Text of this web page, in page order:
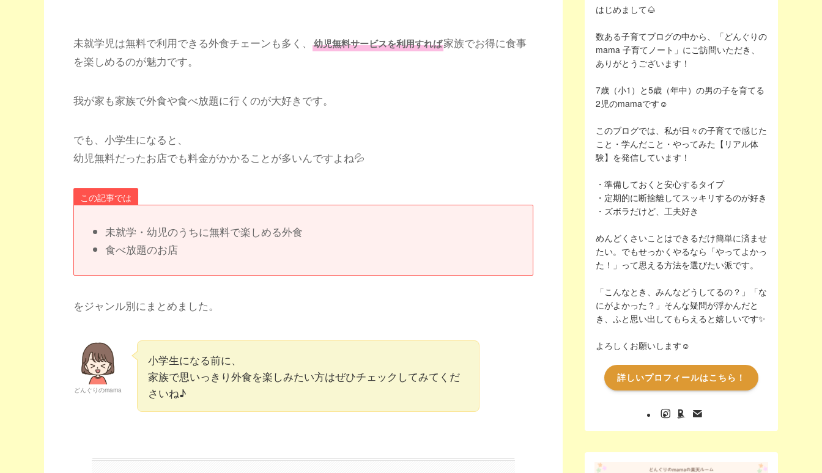
未就学児は無料で利用できる外食チェーンも多く、 幼児無料サービスを利用すれば家族でお得に食事
を楽しめるのが魅力です。
我が家も家族で外食や食べ放題に行くのが大好きです。
でも、小学生になると、
幼児無料だったお店でも料金がかかることが多いんですよね💦
この記事では
未就学・幼児のうちに無料で楽しめる外食
食べ放題のお店
をジャンル別にまとめました。
どんぐりのmama
小学生になる前に、
家族で思いっきり外食を楽しみたい方はぜひチェックしてみてくだ
さいね♪
はじめまして🌰
数ある子育てブログの中から、「どんぐりの
mama 子育てノート」にご訪問いただき、
ありがとうございます！
7歳（小1）と5歳（年中）の男の子を育てる
2児のmamaです☺️
このブログでは、私が日々の子育てで感じた
こと・学んだこと・やってみた【リアル体
験】を発信しています！
・準備しておくと安心するタイプ
・定期的に断捨離してスッキリするのが好き
・ズボラだけど、工夫好き
めんどくさいことはできるだけ簡単に済ませ
たい。でもせっかくやるなら「やってよかっ
た！」って思える方法を選びたい派です。
「こんなとき、みんなどうしてるの？」「な
にがよかった？」そんな疑問が浮かんだと
き、ふと思い出してもらえると嬉しいです✨️
よろしくお願いします☺️
詳しいプロフィールはこちら！